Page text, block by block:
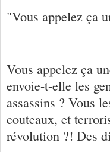
"Vous appelez ça
Vous appelez ça
envoie-t-elle les
assassins ? Vous
couteaux, et
révolution ?! Des